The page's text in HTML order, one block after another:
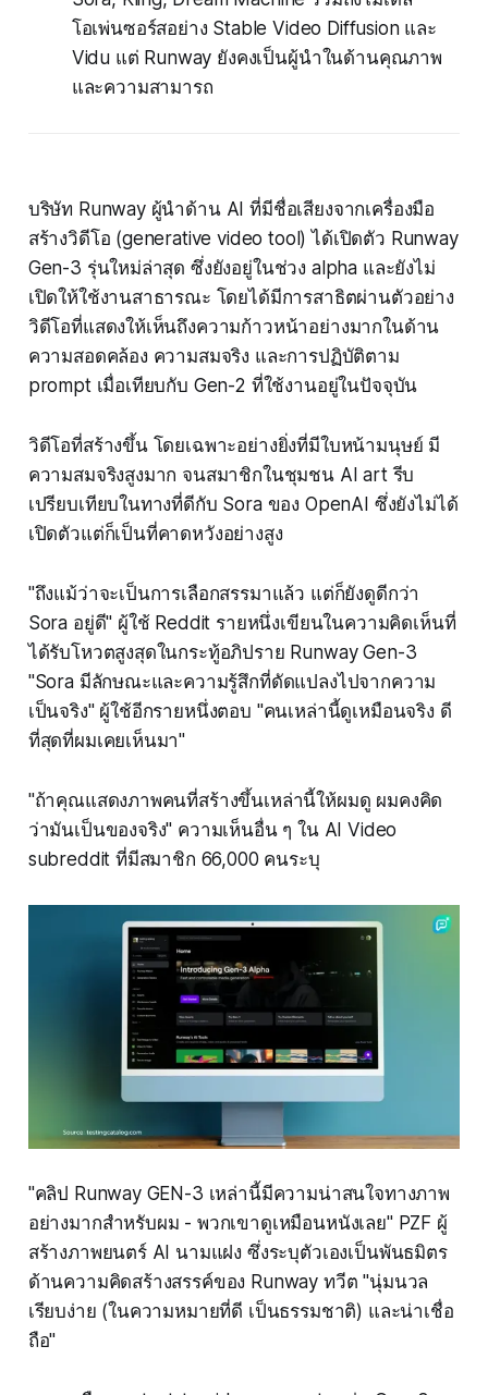
โอเพ่นซอร์สอย่าง Stable Video Diffusion และ
Vidu แต่ Runway ยังคงเป็นผู้นำในด้านคุณภาพ
และความสามารถ
บริษัท Runway ผู้นำด้าน AI ที่มีชื่อเสียงจากเครื่องมือ
สร้างวิดีโอ (generative video tool) ได้เปิดตัว Runway
Gen-3 รุ่นใหม่ล่าสุด ซึ่งยังอยู่ในช่วง alpha และยังไม่
เปิดให้ใช้งานสาธารณะ โดยได้มีการสาธิตผ่านตัวอย่าง
วิดีโอที่แสดงให้เห็นถึงความก้าวหน้าอย่างมากในด้าน
ความสอดคล้อง ความสมจริง และการปฏิบัติตาม
prompt เมื่อเทียบกับ Gen-2 ที่ใช้งานอยู่ในปัจจุบัน
วิดีโอที่สร้างขึ้น โดยเฉพาะอย่างยิ่งที่มีใบหน้ามนุษย์ มี
ความสมจริงสูงมาก จนสมาชิกในชุมชน AI art รีบ
เปรียบเทียบในทางที่ดีกับ Sora ของ OpenAI ซึ่งยังไม่ได้
เปิดตัวแต่ก็เป็นที่คาดหวังอย่างสูง
"ถึงแม้ว่าจะเป็นการเลือกสรรมาแล้ว แต่ก็ยังดูดีกว่า
Sora อยู่ดี" ผู้ใช้ Reddit รายหนึ่งเขียนในความคิดเห็นที่
ได้รับโหวตสูงสุดในกระทู้อภิปราย Runway Gen-3
"Sora มีลักษณะและความรู้สึกที่ดัดแปลงไปจากความ
เป็นจริง" ผู้ใช้อีกรายหนึ่งตอบ "คนเหล่านี้ดูเหมือนจริง ดี
ที่สุดที่ผมเคยเห็นมา"
"ถ้าคุณแสดงภาพคนที่สร้างขึ้นเหล่านี้ให้ผมดู ผมคงคิด
ว่ามันเป็นของจริง" ความเห็นอื่น ๆ ใน AI Video
subreddit ที่มีสมาชิก 66,000 คนระบุ
"คลิป Runway GEN-3 เหล่านี้มีความน่าสนใจทางภาพ
อย่างมากสำหรับผม - พวกเขาดูเหมือนหนังเลย" PZF ผู้
สร้างภาพยนตร์ AI นามแฝง ซึ่งระบุตัวเองเป็นพันธมิตร
ด้านความคิดสร้างสรรค์ของ Runway ทวีต "นุ่มนวล
เรียบง่าย (ในความหมายที่ดี เป็นธรรมชาติ) และน่าเชื่อ
ถือ"